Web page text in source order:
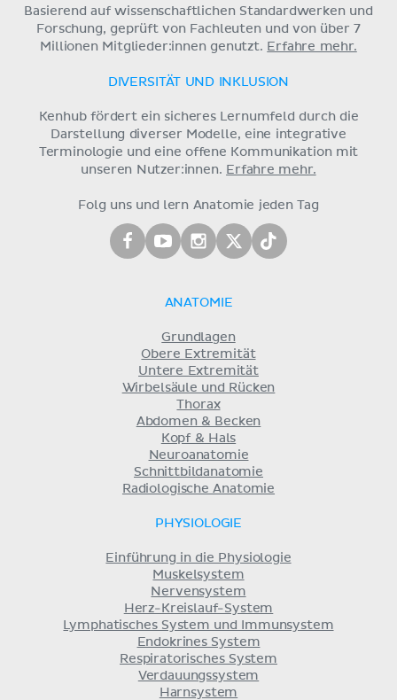
Basierend auf wissenschaftlichen Standardwerken und
Forschung, geprüft von Fachleuten und von über 7
Millionen Mitglieder:innen genutzt. Erfahre mehr.
DIVERSITÄT UND INKLUSION
Kenhub fördert ein sicheres Lernumfeld durch die
Darstellung diverser Modelle, eine integrative
Terminologie und eine offene Kommunikation mit
unseren Nutzer:innen. Erfahre mehr.
Folg uns und lern Anatomie jeden Tag
ANATOMIE
Grundlagen
Obere Extremität
Untere Extremität
Wirbelsäule und Rücken
Thorax
Abdomen & Becken
Kopf & Hals
Neuroanatomie
Schnittbildanatomie
Radiologische Anatomie
PHYSIOLOGIE
Einführung in die Physiologie
Muskelsystem
Nervensystem
Herz-Kreislauf-System
Lymphatisches System und Immunsystem
Endokrines System
Respiratorisches System
Verdauungssystem
Harnsystem